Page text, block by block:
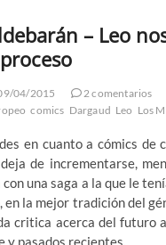
– Leo
04/2015 2 comentarios
comics Dargaud Leo Los
en cuanto a cómics
de incrementarse,
una saga a la que le
en la mejor tradición del
critica acerca del futuro